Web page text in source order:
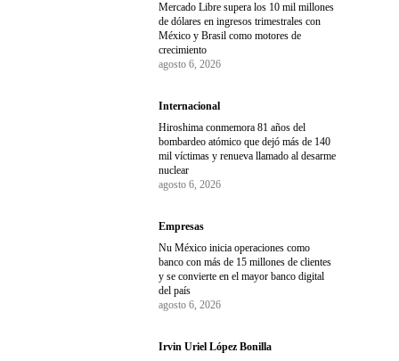
Mercado Libre supera los 10 mil millones
de dólares en ingresos trimestrales con
México y Brasil como motores de
crecimiento
agosto 6, 2026
Internacional
Hiroshima conmemora 81 años del
bombardeo atómico que dejó más de 140
mil víctimas y renueva llamado al desarme
nuclear
agosto 6, 2026
Empresas
Nu México inicia operaciones como
banco con más de 15 millones de clientes
y se convierte en el mayor banco digital
del país
agosto 6, 2026
Irvin Uriel López Bonilla